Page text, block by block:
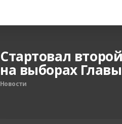
Стартовал
на выборах
Новости